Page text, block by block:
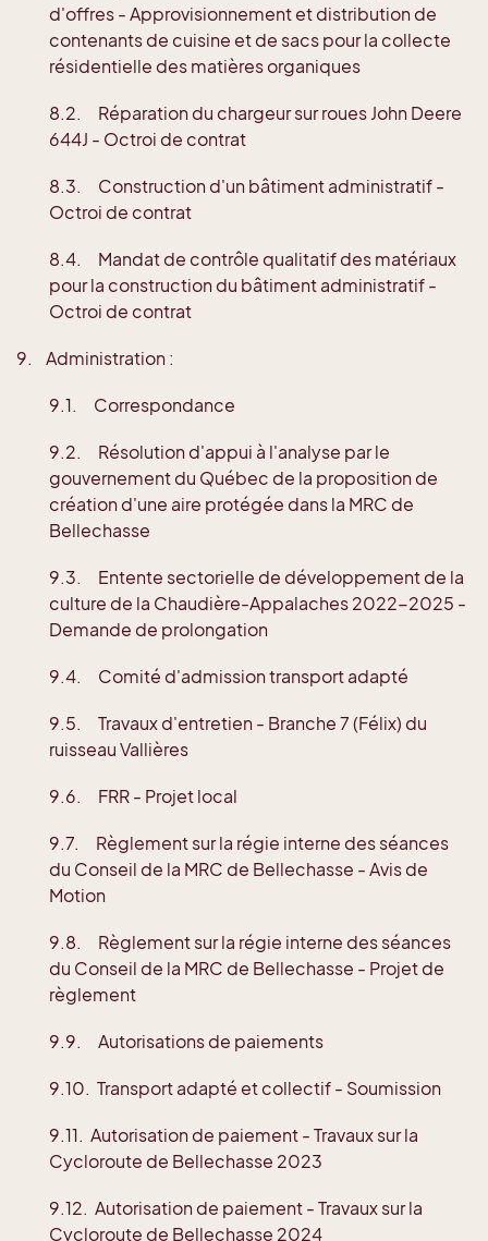
d'offres - Approvisionnement et distribution de
contenants de cuisine et de sacs pour la collecte
résidentielle des matières organiques
8.2. Réparation du chargeur sur roues John Deere
644J - Octroi de contrat
8.3. Construction d'un bâtiment administratif -
Octroi de contrat
8.4. Mandat de contrôle qualitatif des matériaux
pour la construction du bâtiment administratif -
Octroi de contrat
9. Administration :
9.1. Correspondance
9.2. Résolution d'appui à l'analyse par le
gouvernement du Québec de la proposition de
création d'une aire protégée dans la MRC de
Bellechasse
9.3. Entente sectorielle de développement de la
culture de la Chaudière-Appalaches 2022-2025 -
Demande de prolongation
9.4. Comité d'admission transport adapté
9.5. Travaux d'entretien - Branche 7 (Félix) du
ruisseau Vallières
9.6. FRR - Projet local
9.7. Règlement sur la régie interne des séances
du Conseil de la MRC de Bellechasse - Avis de
Motion
9.8. Règlement sur la régie interne des séances
du Conseil de la MRC de Bellechasse - Projet de
règlement
9.9. Autorisations de paiements
9.10. Transport adapté et collectif - Soumission
9.11. Autorisation de paiement - Travaux sur la
Cycloroute de Bellechasse 2023
9.12. Autorisation de paiement - Travaux sur la
Cycloroute de Bellechasse 2024